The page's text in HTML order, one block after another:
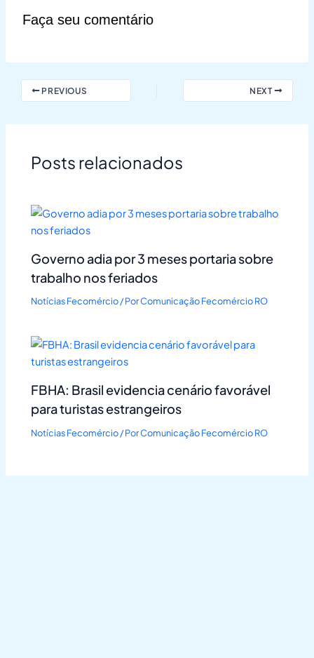
Faça seu comentário
PREVIOUS NEXT
Posts relacionados
Governo adia por 3 meses portaria sobre
trabalho nos feriados
Notícias Fecomércio/ PorComunicação Fecomércio RO
FBHA: Brasil evidencia cenário favorável
para turistas estrangeiros
Notícias Fecomércio/ PorComunicação Fecomércio RO